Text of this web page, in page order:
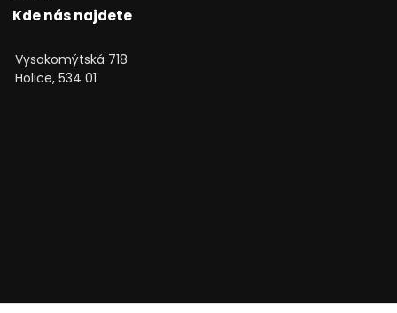
Kde nás najdete
Vysokomýtská 718
Holice, 534 01